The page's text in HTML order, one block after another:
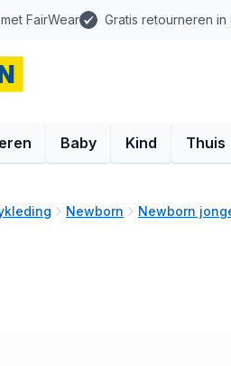
FairWear Gratis retourneren
Baby Kind Thuis
Newborn Newborn